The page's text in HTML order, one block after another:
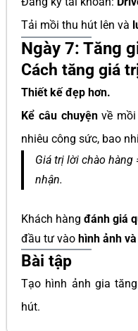
Tải mồi thu hút lên và
Ngày 7: Tăng
Cách tăng giá
Thiết kế đẹp hơn.
Kể câu chuyệnvề mồi
nhiêu công sức, bao
Giá trị lời chào hàng
nhận.
Khách hàng đánh giá
đầu tư vào hình ảnh
Bài tập
Tạo hình ảnh gia
hút.